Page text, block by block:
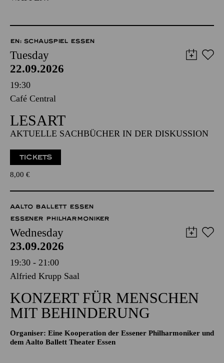
EN: SCHAUSPIEL ESSEN
Tuesday
22.09.2026
19:30
Café Central
LESART
AKTUELLE SACHBÜCHER IN DER DISKUSSION
TICKETS
8,00 €
AALTO BALLETT ESSEN
ESSENER PHILHARMONIKER
Wednesday
23.09.2026
19:30 - 21:00
Alfried Krupp Saal
KONZERT FÜR MENSCHEN
MIT BEHINDERUNG
Organiser: Eine Kooperation der Essener Philharmoniker und
dem Aalto Ballett Theater Essen